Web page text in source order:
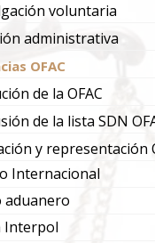
voluntaria
administrativa
OFAC
de la OFAC
de la lista SDN
y representación
Internacional
aduanero
Interpol